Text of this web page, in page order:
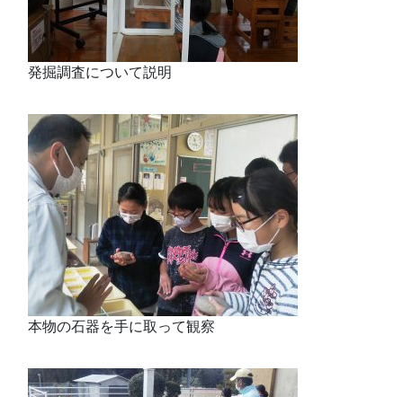
発掘調査について説明
本物の石器を手に取って観察